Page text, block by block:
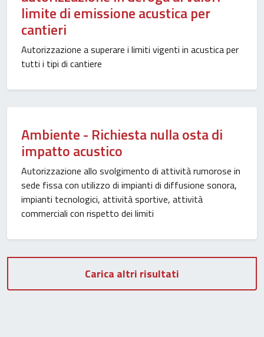
limite di emissione acustica per
cantieri
Autorizzazione a superare i limiti vigenti in acustica per
tutti i tipi di cantiere
Ambiente - Richiesta nulla osta di
impatto acustico
Autorizzazione allo svolgimento di attività rumorose in
sede fissa con utilizzo di impianti di diffusione sonora,
impianti tecnologici, attività sportive, attività
commerciali con rispetto dei limiti
Carica altri risultati